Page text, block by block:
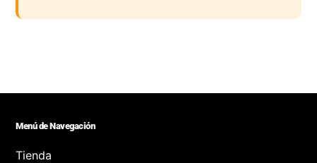
Menú de Navegación
Tienda